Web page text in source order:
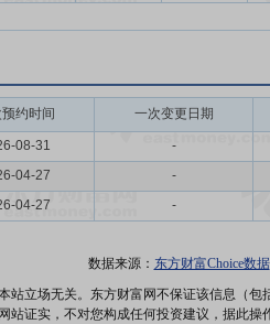
约时间 一次变更日期
08-31 -
04-27 -
04-27 -
数据来源： 东方财富Choice数据
站立场无关。东方财富网不保证该信息（
证实，不对您构成任何投资建议，据此操